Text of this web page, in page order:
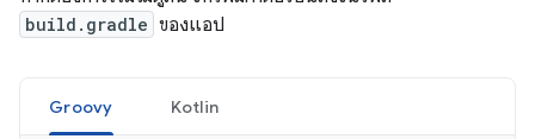
build.gradle ของแอป
Groovy Kotlin